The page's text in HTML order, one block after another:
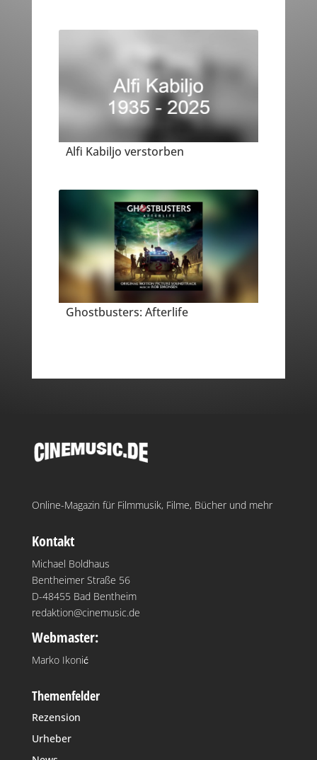
Alfi Kabiljo verstorben
Ghostbusters: Afterlife
Online-Magazin für Filmmusik, Filme, Bücher und mehr
Kontakt
Michael Boldhaus
Bentheimer Straße 56
D-48455 Bad Bentheim
redaktion@cinemusic.de
Webmaster:
Marko Ikonić
Themenfelder
Rezension
Urheber